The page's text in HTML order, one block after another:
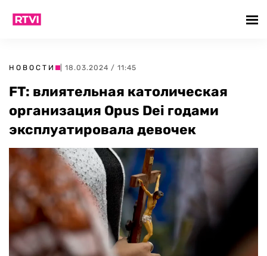
НОВОСТИ | 18.03.2024 / 11:45
FT: влиятельная католическая
организация Opus Dei годами
эксплуатировала девочек